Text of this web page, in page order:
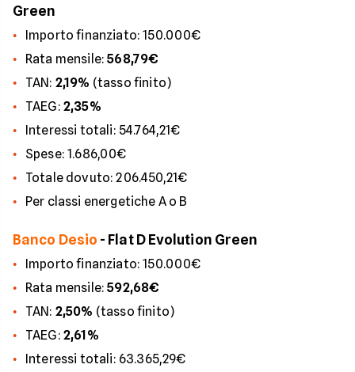
Green
Importo finanziato: 150.000€
Rata mensile:568,79€
TAN: 2,19% (tasso finito)
TAEG: 2,35%
Interessi totali: 54.764,21€
Spese: 1.686,00€
Totale dovuto: 206.450,21€
Per classi energetiche A o B
Banco Desio - Flat D Evolution Green
Importo finanziato: 150.000€
Rata mensile:592,68€
TAN: 2,50% (tasso finito)
TAEG: 2,61%
Interessi totali: 63.365,29€